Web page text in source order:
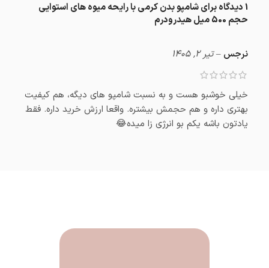
1 دیدگاه برای
شامپو بدن کرمی با رایحه میوه های استوایی
حجم 500 میل هیدرودرم
نرجس – تیر 2, 1405
خیلی خوشبو هست و به نسبت شامپو های دیگه، هم کیفیت
بهتری داره و هم حجمش بیشتره. واقعا ارزش خرید داره. فقط
یادتون باشه یکم بو انرژی زا میده😂